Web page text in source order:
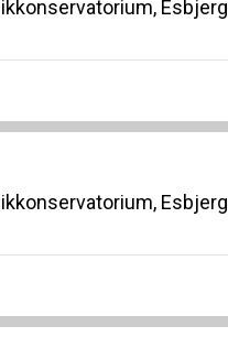
Esbjerg
Esbjerg